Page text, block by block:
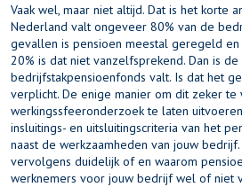
Vaak wel, maar niet altijd. Dat is het korte
Nederland valt ongeveer 80% van de
gevallen is pensioen meestal geregeld
20% is dat niet vanzelfsprekend. Dan is
bedrijfstakpensioenfonds valt. Is dat het
verplicht. De enige manier om dit zeker te
werkingssfeeronderzoek te laten
insluitings- en uitsluitingscriteria van het
naast de werkzaamheden van jouw
vervolgens duidelijk of en waarom
werknemers voor jouw bedrijf wel of niet